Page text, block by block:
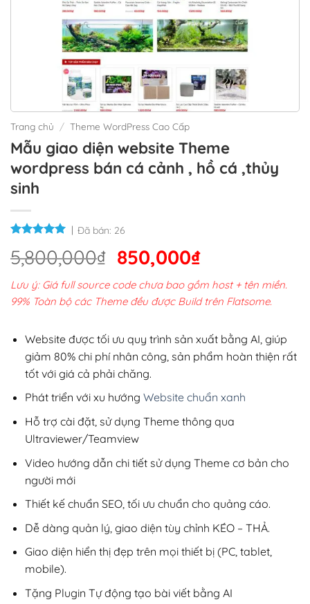
Trang chủ / Theme WordPress Cao Cấp
Mẫu giao diện website Theme
wordpress bán cá cảnh , hồ cá ,thủy
sinh
Đã bán: 26
5,800,000₫ Giá
gốc
là:
5,800,000₫.
850,000₫Giá
hiện
tại
850,000₫.
Lưu ý: Giá full source code chưa bao gồm host + tên miền.
99% Toàn bộ các Theme đều được Build trên Flatsome.
Website được tối ưu quy trình sản xuất bằng AI, giúp
giảm 80% chi phí nhân công, sản phẩm hoàn thiện rất
tốt với giá cả phải chăng.
Phát triển với xu hướng Website chuẩn xanh
Hỗ trợ cài đặt, sử dụng Theme thông qua
Ultraviewer/Teamview
Video hướng dẫn chi tiết sử dụng Theme cơ bản cho
người mới
Thiết kế chuẩn SEO, tối ưu chuẩn cho quảng cáo.
Dễ dàng quản lý, giao diện tùy chỉnh KÉO – THẢ.
Giao diện hiển thị đẹp trên mọi thiết bị (PC, tablet,
mobile).
Tặng Plugin Tự động tạo bài viết bằng AI